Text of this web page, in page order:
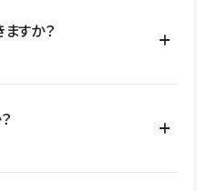
、URLを整理したうえで、
す。 WordPressの場合は、
移行されるわけではないた
CMS設計、URL・リダイレク
すか？
、複数部門での運用、権限管
との連携など、個別の要件が